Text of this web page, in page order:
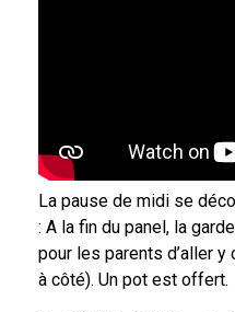
La pause de midi se
: A la fin du panel, la
pour les parents d’aller
à côté). Un pot est offert.